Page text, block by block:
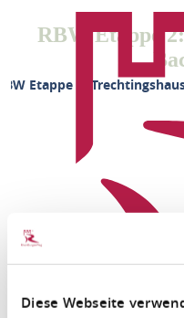
Diese Webseite
RBW Etappe
Etappe 2: